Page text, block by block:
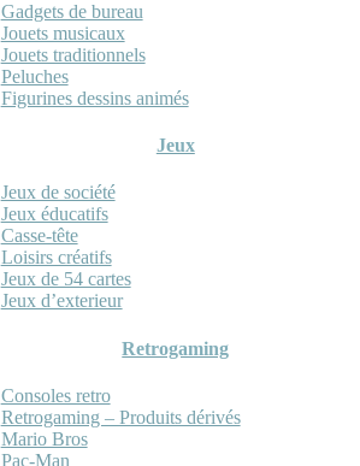
Gadgets de bureau
Jouets musicaux
Jouets traditionnels
Peluches
Figurines dessins animés
Jeux
Jeux de société
Jeux éducatifs
Casse-tête
Loisirs créatifs
Jeux de 54 cartes
Jeux d’exterieur
Retrogaming
Consoles retro
Retrogaming – Produits dérivés
Mario Bros
Pac-Man